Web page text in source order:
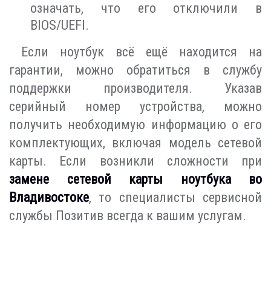
означать, что его отключили в
BIOS/UEFI.
Если ноутбук всё ещё находится на
гарантии, можно обратиться в службу
поддержки производителя. Указав
серийный номер устройства, можно
получить необходимую информацию о его
комплектующих, включая модель сетевой
карты. Если возникли сложности при
замене сетевой карты ноутбука во
Владивостоке, то специалисты сервисной
службы Позитив всегда к вашим услугам.